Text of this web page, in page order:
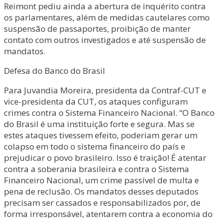
Reimont pediu ainda a abertura de inquérito contra
os parlamentares, além de medidas cautelares como
suspensão de passaportes, proibição de manter
contato com outros investigados e até suspensão de
mandatos.
Defesa do Banco do Brasil
Para Juvandia Moreira, presidenta da Contraf-CUT e
vice-presidenta da CUT, os ataques configuram
crimes contra o Sistema Financeiro Nacional. “O Banco
do Brasil é uma instituição forte e segura. Mas se
estes ataques tivessem efeito, poderiam gerar um
colapso em todo o sistema financeiro do país e
prejudicar o povo brasileiro. Isso é traição! É atentar
contra a soberania brasileira e contra o Sistema
Financeiro Nacional, um crime passível de multa e
pena de reclusão. Os mandatos desses deputados
precisam ser cassados e responsabilizados por, de
forma irresponsável, atentarem contra a economia do